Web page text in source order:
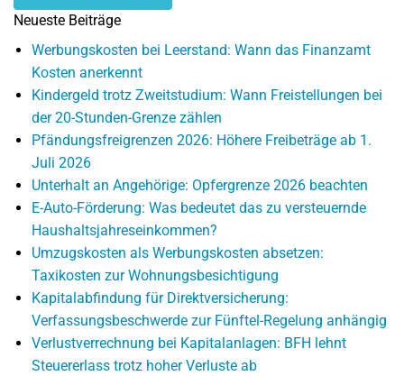
Neueste Beiträge
Werbungskosten bei Leerstand: Wann das Finanzamt
Kosten anerkennt
Kindergeld trotz Zweitstudium: Wann Freistellungen bei
der 20-Stunden-Grenze zählen
Pfändungsfreigrenzen 2026: Höhere Freibeträge ab 1.
Juli 2026
Unterhalt an Angehörige: Opfergrenze 2026 beachten
E-Auto-Förderung: Was bedeutet das zu versteuernde
Haushaltsjahreseinkommen?
Umzugskosten als Werbungskosten absetzen:
Taxikosten zur Wohnungsbesichtigung
Kapitalabfindung für Direktversicherung:
Verfassungsbeschwerde zur Fünftel-Regelung anhängig
Verlustverrechnung bei Kapitalanlagen: BFH lehnt
Steuererlass trotz hoher Verluste ab